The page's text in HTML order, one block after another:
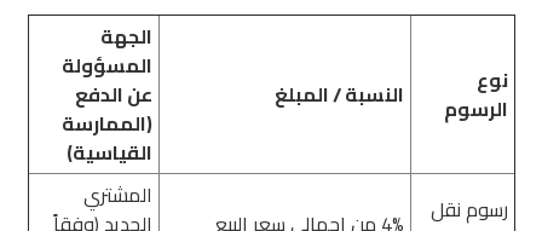
نوع
الرسوم
النسبة / المبلغ
الجهة
المسؤولة
عن الدفع
(الممارسة
القياسية)
رسوم نقل
4% من إجمالي سعر البيع
المشتري
الجديد (وفقاً